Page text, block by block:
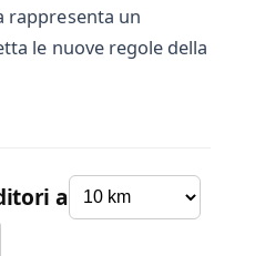
rappresenta un
le nuove regole della
a